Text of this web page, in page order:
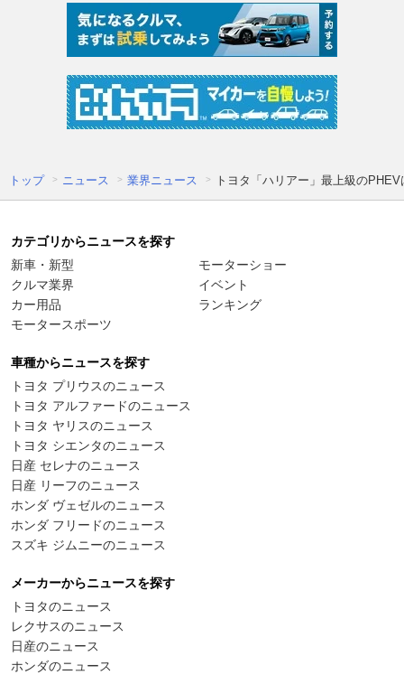
トップ ニュース 業界ニュース トヨタ「ハリアー」最上級の
カテゴリからニュースを探す
新車・新型
クルマ業界
カー用品
モータースポーツ
モーターショー
イベント
ランキング
車種からニュースを探す
トヨタ プリウスのニュース
トヨタ アルファードのニュース
トヨタ ヤリスのニュース
トヨタ シエンタのニュース
日産 セレナのニュース
日産 リーフのニュース
ホンダ ヴェゼルのニュース
ホンダ フリードのニュース
スズキ ジムニーのニュース
メーカーからニュースを探す
トヨタのニュース
レクサスのニュース
日産のニュース
ホンダのニュース